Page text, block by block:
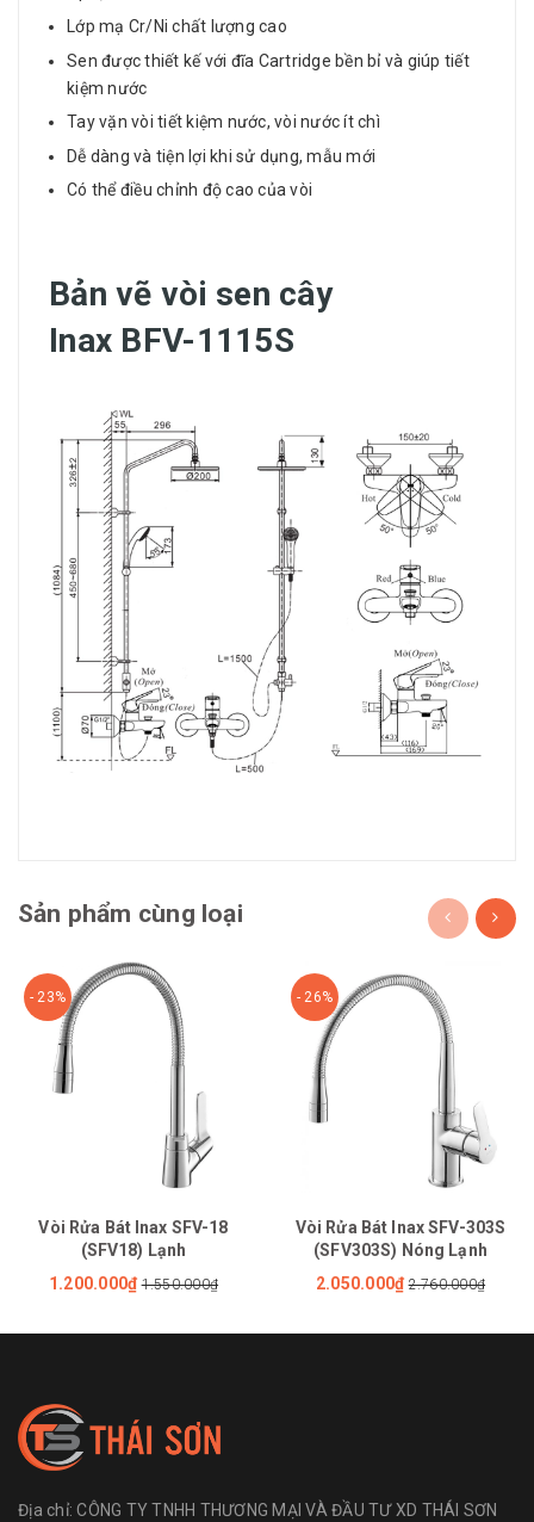
Lớp mạ Cr/Ni chất lượng cao
Sen được thiết kế với đĩa Cartridge bền bỉ và giúp tiết
kiệm nước
Tay vặn vòi tiết kiệm nước, vòi nước ít chì
Dễ dàng và tiện lợi khi sử dụng, mẫu mới
Có thể điều chỉnh độ cao của vòi
Bản vẽ vòi sen cây
Inax BFV-1115S
Sản phẩm cùng loại
- 23%
Vòi Rửa Bát Inax SFV-18
(SFV18) Lạnh
1.200.000₫ 1.550.000₫
- 26%
Vòi Rửa Bát Inax SFV-303S
(SFV303S) Nóng Lạnh
2.050.000₫ 2.760.000₫
Địa chỉ:CÔNG TY TNHH THƯƠNG MẠI VÀ ĐẦU TƯ XD THÁI SƠN